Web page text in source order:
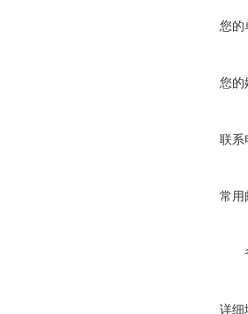
您的
您的
联系
常用
详细